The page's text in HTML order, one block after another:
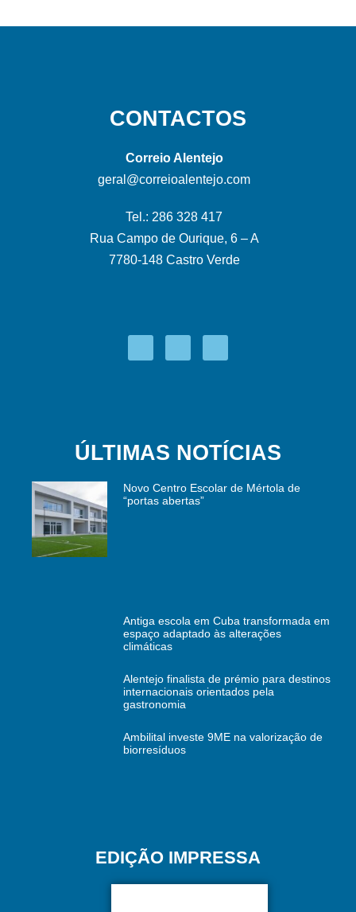
CONTACTOS
Correio Alentejo
geral@correioalentejo.com
Tel.: 286 328 417
Rua Campo de Ourique, 6 – A
7780-148 Castro Verde
ÚLTIMAS NOTÍCIAS
Novo Centro Escolar de Mértola de
“portas abertas”
Antiga escola em Cuba transformada em
espaço adaptado às alterações
climáticas
Alentejo finalista de prémio para destinos
internacionais orientados pela
gastronomia
Ambilital investe 9ME na valorização de
biorresíduos
EDIÇÃO IMPRESSA